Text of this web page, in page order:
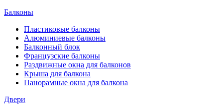
Балконы
Пластиковые балконы
Алюминиевые балконы
Балконный блок
Французские балконы
Раздвижные окна для балконов
Крыша для балкона
Панорамные окна для балкона
Двери